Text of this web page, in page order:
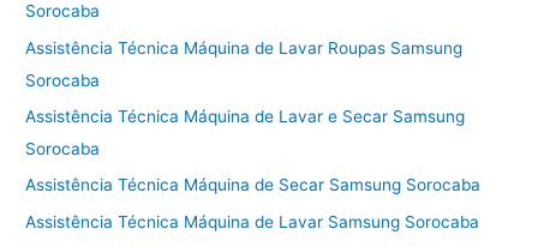
Sorocaba
Assistência Técnica Máquina de Lavar Roupas Samsung
Sorocaba
Assistência Técnica Máquina de Lavar e Secar Samsung
Sorocaba
Assistência Técnica Máquina de Secar Samsung Sorocaba
Assistência Técnica Máquina de Lavar Samsung Sorocaba